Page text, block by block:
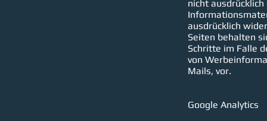
nicht
ausdrücklich
Seiten behalten
Schritte im Falle
von
Mails, vor.
Google Analytics